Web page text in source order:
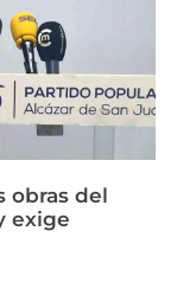
obras del
exige